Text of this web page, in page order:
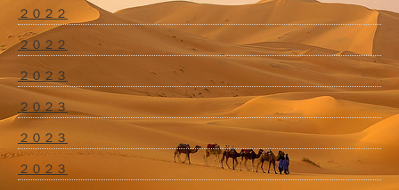
２０２２
２０２２
２０２３
２０２３
２０２３
２０２３